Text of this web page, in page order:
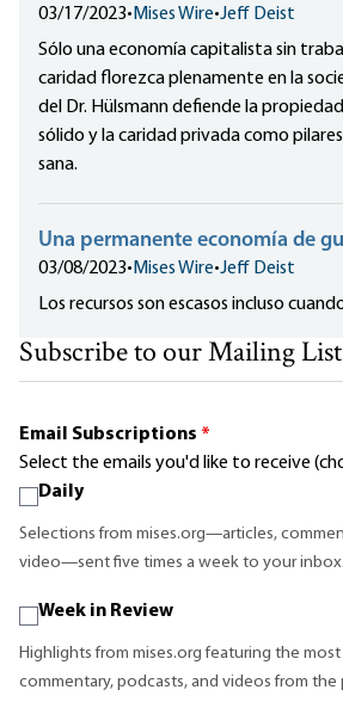
03/17/2023• Mises Wire•Jeff Deist
Sólo una economía capitalista sin
caridad florezca plenamente en la
del Dr. Hülsmann defiende la
sólido y la caridad privada como
sana.
Una permanente economía de
03/08/2023• Mises Wire•Jeff Deist
Los recursos son escasos incluso
Subscribe to our Mailing
Email Subscriptions *
Select the emails you'd like to receive
Daily
Selections from mises.org—articles,
video—sent five times a week to your inbox.
Week in Review
Highlights from mises.org featuring the
commentary, podcasts, and videos from